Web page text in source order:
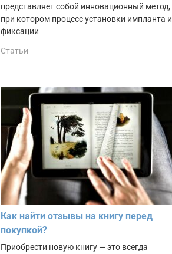
представляет собой инновационный метод,
при котором процесс установки импланта и
фиксации
Статьи
Как найти отзывы на книгу перед
покупкой?
Приобрести новую книгу — это всегда